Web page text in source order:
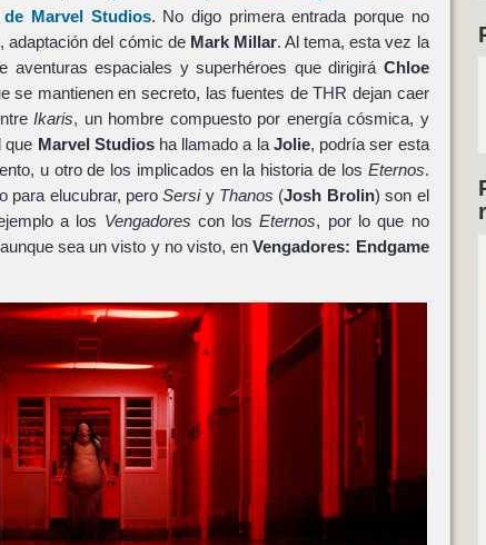
Marvel Studios. No digo primera entrada porque no
, adaptación del cómic de Mark Millar. Al tema, esta vez la
aventuras espaciales y superhéroes que dirigirá Chloe
se mantienen en secreto, las fuentes de THR dejan caer
Ikaris, un hombre compuesto por energía cósmica, y
que Marvel Studiosha llamado a la Jolie, podría ser esta
u otro de los implicados en la historia de los Eternos.
para elucubrar, peroSersiy Thanos (Josh Brolin) son el
a los Vengadores con losEternos, por lo que no
sea un visto y no visto, enVengadores: Endgame